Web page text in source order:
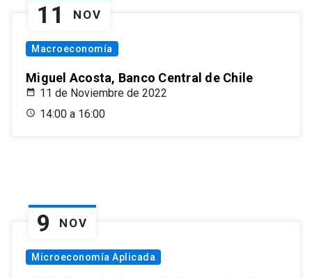
11 NOV
Macroeconomía
Miguel Acosta, Banco Central de Chile
11 de Noviembre de 2022
14:00 a 16:00
9 NOV
Microeconomía Aplicada